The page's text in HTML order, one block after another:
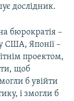
дослідник.
бюрократія –
США, Японії –
проектом,
щоб
б увійти
і змогли б